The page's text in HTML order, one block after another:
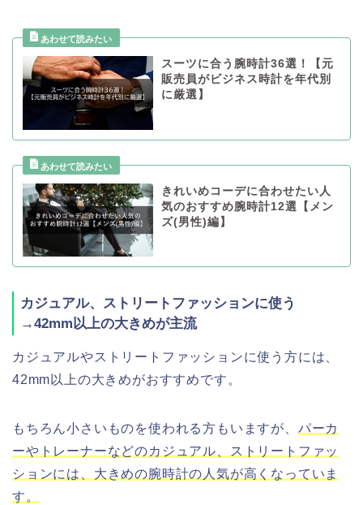
スーツに合う腕時計36選！【元
販売員がビジネス時計を年代別
に厳選】
きれいめコーデに合わせたい人
気のおすすめ腕時計12選【メン
ズ(男性)編】
カジュアル、ストリートファッションに使う
→42mm以上の大きめが主流
カジュアルやストリートファッションに使う方には、
42mm以上の大きめがおすすめです。
もちろん小さいものを使われる方もいますが、 パーカ
ーやトレーナーなどのカジュアル、ストリートファッ
ションには、大きめの腕時計の人気が高くなっていま
す。